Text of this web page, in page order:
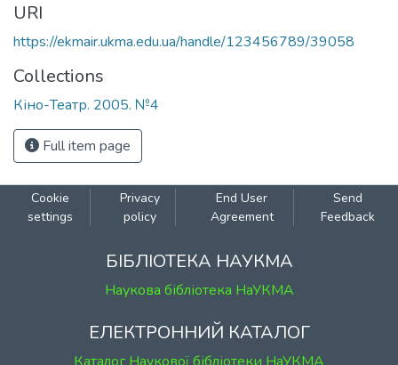
URI
https://ekmair.ukma.edu.ua/handle/123456789/39058
Collections
Кіно-Театр. 2005. №4
Full item page
Cookie
settings
Privacy
policy
End User
Agreement
Send
Feedback
БІБЛІОТЕКА НАУКМА
Наукова бібліотека НаУКМА
ЕЛЕКТРОННИЙ КАТАЛОГ